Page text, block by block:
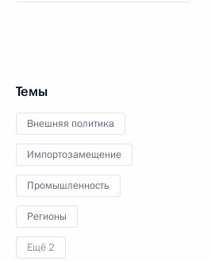
Темы
Внешняя политика
Импортозамещение
Промышленность
Регионы
Ещё 2